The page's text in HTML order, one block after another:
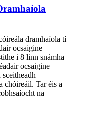
dramhaíola tí
ocsaigine
i 8 linn snámha
ocsaigine
chóireáil. Tar éis a
na